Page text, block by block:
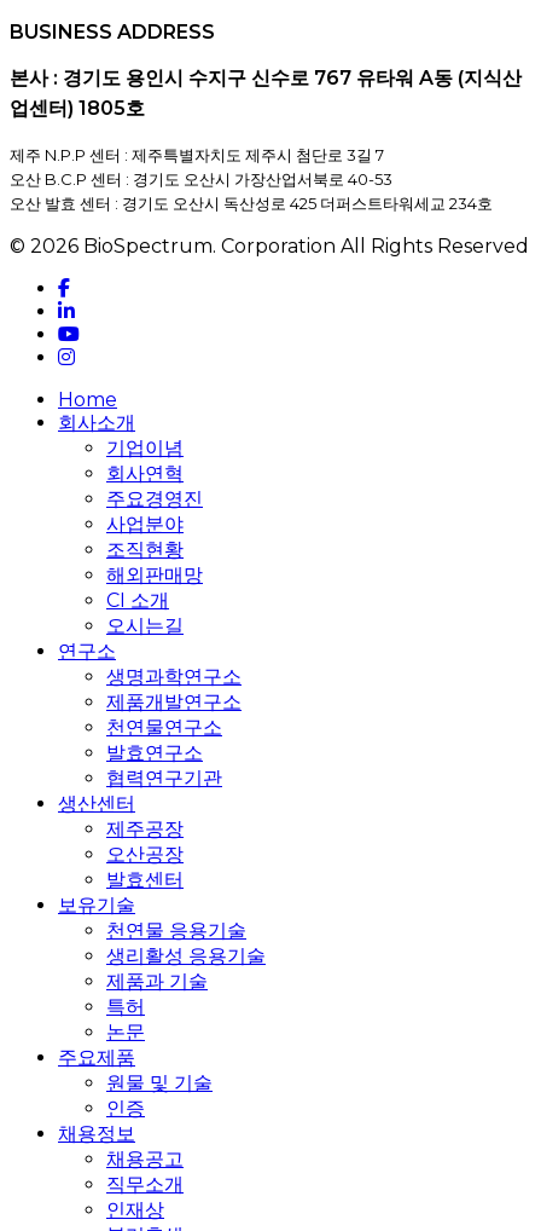
BUSINESS ADDRESS
본사 : 경기도 용인시 수지구 신수로 767 유타워 A동 (지식산
업센터) 1805호
제주 N.P.P 센터 : 제주특별자치도 제주시 첨단로 3길 7
오산 B.C.P 센터 : 경기도 오산시 가장산업서북로 40-53
오산 발효 센터 : 경기도 오산시 독산성로 425 더퍼스트타워세교 234호
© 2026 BioSpectrum. Corporation All Rights Reserved
facebook
linkedin
youtube
instagram
Close
Menu
Home
회사소개
기업이념
회사연혁
주요경영진
사업분야
조직현황
해외판매망
CI 소개
오시는길
연구소
생명과학연구소
제품개발연구소
천연물연구소
발효연구소
협력연구기관
생산센터
제주공장
오산공장
발효센터
보유기술
천연물 응용기술
생리활성 응용기술
제품과 기술
특허
논문
주요제품
원물 및 기술
인증
채용정보
채용공고
직무소개
인재상